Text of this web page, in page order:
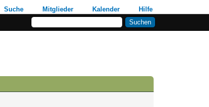
Suche Mitglieder Kalender
Hilfe